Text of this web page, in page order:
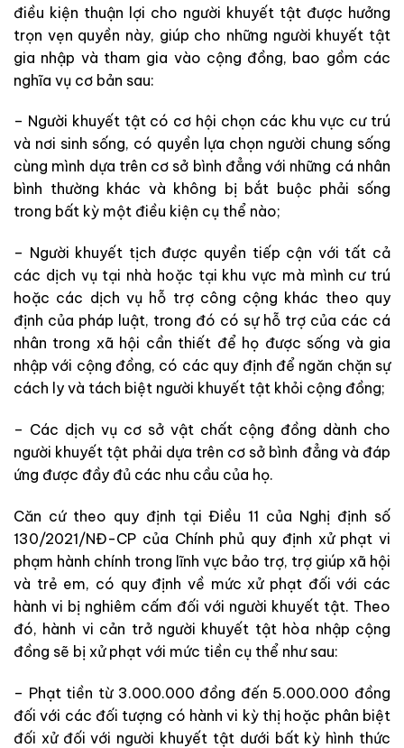
điều kiện thuận lợi cho người khuyết tật được hưởng
trọn vẹn quyền này, giúp cho những người khuyết tật
gia nhập và tham gia vào cộng đồng, bao gồm các
nghĩa vụ cơ bản sau:
– Người khuyết tật có cơ hội chọn các khu vực cư trú
và nơi sinh sống, có quyền lựa chọn người chung sống
cùng mình dựa trên cơ sở bình đẳng với những cá nhân
bình thường khác và không bị bắt buộc phải sống
trong bất kỳ một điều kiện cụ thể nào;
– Người khuyết tịch được quyền tiếp cận với tất cả
các dịch vụ tại nhà hoặc tại khu vực mà mình cư trú
hoặc các dịch vụ hỗ trợ công cộng khác theo quy
định của pháp luật, trong đó có sự hỗ trợ của các cá
nhân trong xã hội cần thiết để họ được sống và gia
nhập với cộng đồng, có các quy định để ngăn chặn sự
cách ly và tách biệt người khuyết tật khỏi cộng đồng;
– Các dịch vụ cơ sở vật chất cộng đồng dành cho
người khuyết tật phải dựa trên cơ sở bình đẳng và đáp
ứng được đầy đủ các nhu cầu của họ.
Căn cứ theo quy định tại Điều 11 của Nghị định số
130/2021/NĐ-CP của Chính phủ quy định xử phạt vi
phạm hành chính trong lĩnh vực bảo trợ, trợ giúp xã hội
và trẻ em, có quy định về mức xử phạt đối với các
hành vi bị nghiêm cấm đối với người khuyết tật. Theo
đó, hành vi cản trở người khuyết tật hòa nhập cộng
đồng sẽ bị xử phạt với mức tiền cụ thể như sau:
– Phạt tiền từ 3.000.000 đồng đến 5.000.000 đồng
đối với các đối tượng có hành vi kỳ thị hoặc phân biệt
đối xử đối với người khuyết tật dưới bất kỳ hình thức